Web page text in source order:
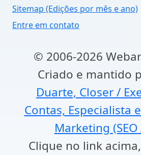
Sitemap (Edições por mês e ano)
Entre em contato
© 2006-2026
Criado e mantido
Duarte, Closer /
Contas, Especialista
Marketing (SEO
Clique no link